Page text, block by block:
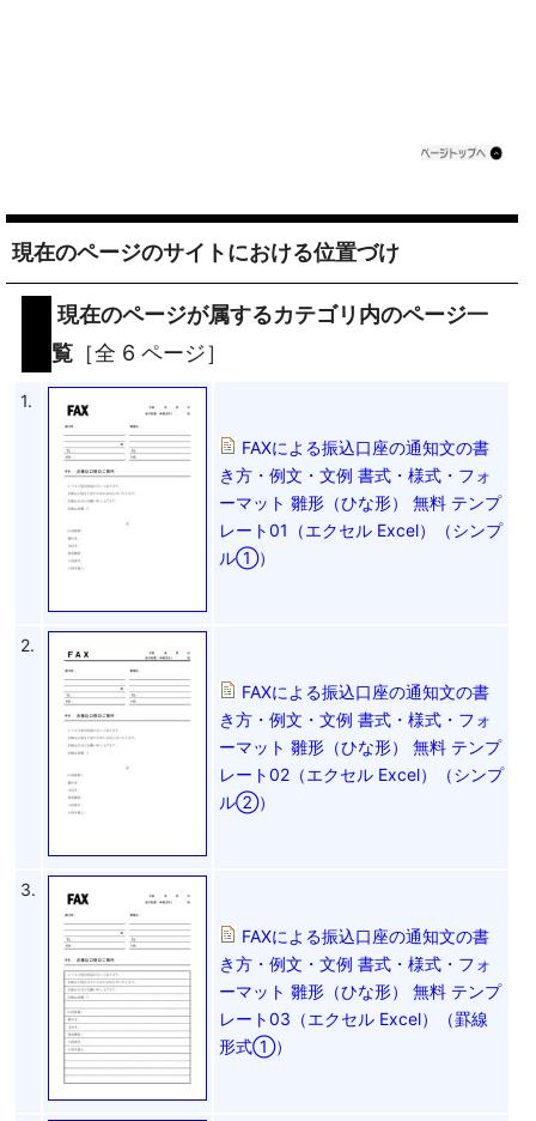
現在のページのサイトにおける位置づけ
現在のページが属するカテゴリ内のページ一
覧 ［全 6 ページ］
1.
FAXによる振込口座の通知文の書
き方・例文・文例 書式・様式・フォ
ーマット 雛形（ひな形） 無料 テンプ
レート01（エクセル Excel）（シンプ
ル①）
2.
FAXによる振込口座の通知文の書
き方・例文・文例 書式・様式・フォ
ーマット 雛形（ひな形） 無料 テンプ
レート02（エクセル Excel）（シンプ
ル②）
3.
FAXによる振込口座の通知文の書
き方・例文・文例 書式・様式・フォ
ーマット 雛形（ひな形） 無料 テンプ
レート03（エクセル Excel）（罫線
形式①）